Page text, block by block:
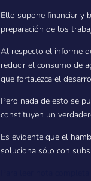
Ello supone financiar y
preparación de los
Al respecto el informe
reducir el consumo de
que fortalezca el
Pero nada de esto se
constituyen un
Es evidente que el
soluciona sólo con